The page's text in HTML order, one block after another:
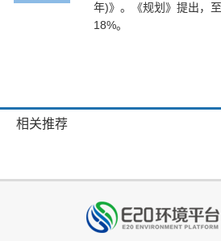
年)》。《规划》提出，
18%。
相关推荐